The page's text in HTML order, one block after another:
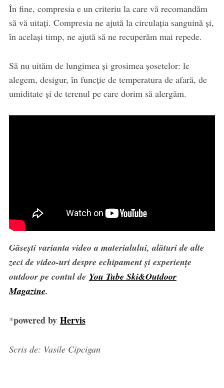
În fine, compresia e un criteriu la care vă recomandăm
să vă uitaţi. Compresia ne ajută la circulaţia sanguină şi,
în acelaşi timp, ne ajută să ne recuperăm mai repede.
Să nu uităm de lungimea şi grosimea şosetelor: le
alegem, desigur, în funcţie de temperatura de afară, de
umiditate şi de terenul pe care dorim să alergăm.
Găsești varianta video a materialului, alături de alte
zeci de video-uri despre echipament și experiențe
outdoor pe contul de You Tube Ski&Outdoor
Magazine.
*powered by Hervis
Scris de: Vasile Cipcigan